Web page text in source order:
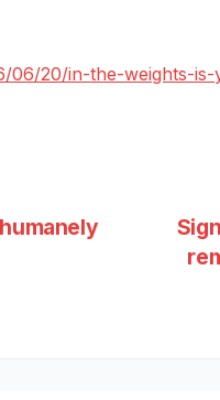
06/20/in-the-weights-